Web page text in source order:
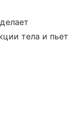
тела и пьет